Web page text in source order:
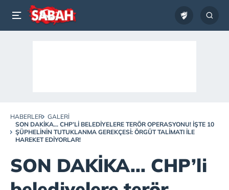
HABERLER
GALERI
SON DAKİKA... CHP’LI BELEDIYELERE TERÖR OPERASYONU! İŞTE 10
ŞÜPHELININ TUTUKLANMA GEREKÇESI: ÖRGÜT TALIMATI ILE
HAREKET EDIYORLAR!
SON DAKİKA... CHP’li